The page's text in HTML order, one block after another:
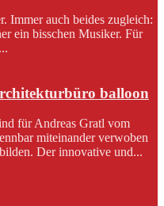
Immer auch beides zugleich:
ein bisschen Musiker. Für
balloon
für Andreas Gratl vom
miteinander verwoben
Der innovative und...